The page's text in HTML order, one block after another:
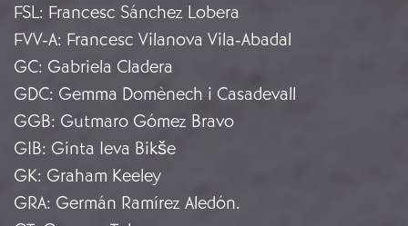
FSL: Francesc Sánchez Lobera
FVV-A: Francesc Vilanova Vila-Abadal
GC: Gabriela Cladera
GDC: Gemma Domènech i Casadevall
GGB: Gutmaro Gómez Bravo
GIB: Ginta Ieva Bikše
GK: Graham Keeley
GRA: Germán Ramírez Aledón.